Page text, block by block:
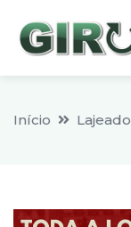
Início Lajeado